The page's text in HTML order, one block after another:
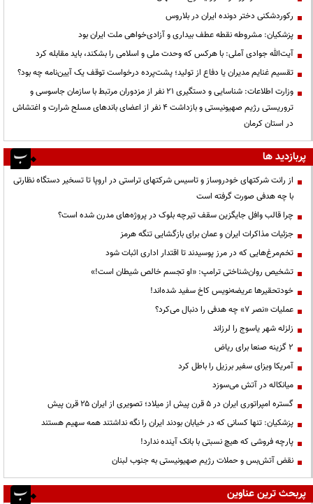
رکوردشکنی دختر دونده ایران در بلاروس
پزشکیان: مشروطه نقطه عطف بیداری و آزادی‌خواهی ملت ایران بود
آیت‌الله جوادی آملی: با هرکس که وحدت ملی و اسلامی را بشکند، باید مقابله کرد
تقسیم غنایم مدیران یا دفاع از تولید؛ پشت‌پرده درخواست توقف یک آیین‌نامه چه بود؟
وزارت اطلاعات: شناسایی و دستگیری ۲۱ نفر از مزدوران مرتبط با سازمان جاسوسی و
تروریستی رژیم صهیونیستی و بازداشت ۴ نفر از اعضای باندهای مسلح شرارت و اغتشاش
در استان کرمان
پربازدید ها
از رانت‌ شرکتهای خودروساز و تاسیس شرکتهای تراستی در اروپا تا تسخیر دستگاه نظارتی
با چه هدفی صورت گرفته است
چرا قالب وافل جایگزین سقف تیرچه بلوک در پروژه‌های مدرن شده است؟
جزئیات مذاکرات ایران و عمان برای بازگشایی تنگه هرمز
تخم‌مرغ‌هایی که در مرز پوسیدند تا اقتدار اداری اثبات شود
تشخیص روان‌شناختی ترامپ: «او تجسم خالص شیطان است!»
خودتحقیرها عریضه‌نویس کاخ سفید شده‌اند!
عملیات «نصر ۷» چه هدفی را دنبال می‌کرد؟
زلزله شهر یاسوج را لرزاند
۲ گزینه صنعا برای ریاض
آمریکا ویزای سفیر برزیل را باطل کرد
میانکاله در آتش می‌سوزد
گستره امپراتوری ایران در ۵ قرن پیش از میلاد؛ تصویری از ایران ۲۵ قرن پیش
پزشکیان: تنها کسانی که در خیابان بودند ایران را نگه نداشتند همه سهیم هستند
پارچه فروشی که هیچ نسبتی با بانک آینده ندارد!
نقض آتش‌بس و حملات رژیم صهیونیستی به جنوب لبنان
پربحث ترین عناوین